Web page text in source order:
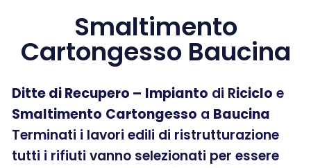
Smaltimento
Cartongesso Baucina
Ditte di Recupero – Impianto di Riciclo e
Smaltimento Cartongesso a Baucina
Terminati i lavori edili di ristrutturazione
tutti i rifiuti vanno selezionati per essere